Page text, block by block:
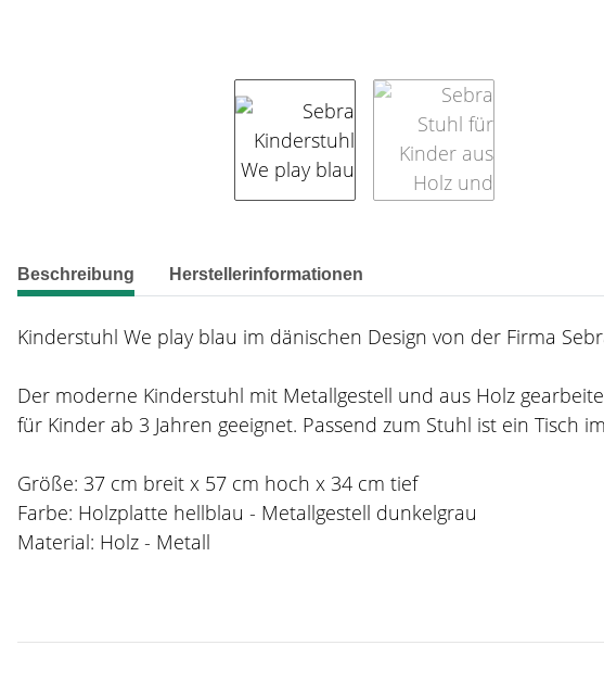
weitere Registerkarten anzeigen
Beschreibung Herstellerinformationen
Kinderstuhl We play blau im dänischen Design von der Firma
Der moderne Kinderstuhl mit Metallgestell und aus Holz
für Kinder ab 3 Jahren geeignet. Passend zum Stuhl ist ein
Größe: 37 cm breit x 57 cm hoch x 34 cm tief
Farbe: Holzplatte hellblau - Metallgestell dunkelgrau
Material: Holz - Metall